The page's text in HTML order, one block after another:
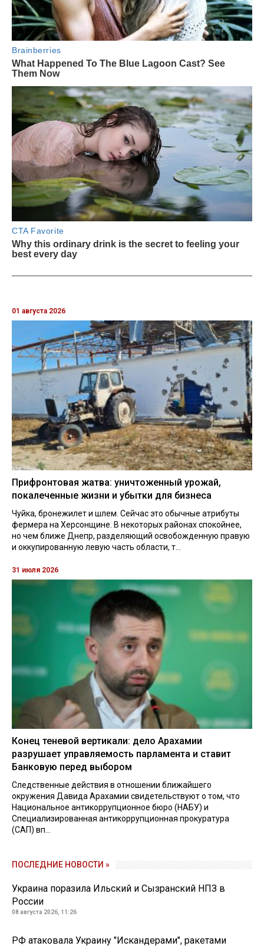
01 августа 2026
Прифронтовая жатва: уничтоженный урожай,
покалеченные жизни и убытки для бизнеса
Чуйка, бронежилет и шлем. Сейчас это обычные атрибуты
фермера на Херсонщине. В некоторых районах спокойнее,
но чем ближе Днепр, разделяющий освобожденную правую
и оккупированную левую часть области, т...
31 июля 2026
Конец теневой вертикали: дело Арахамии
разрушает управляемость парламента и ставит
Банковую перед выбором
Следственные действия в отношении ближайшего
окружения Давида Арахамии свидетельствуют о том, что
Национальное антикоррупционное бюро (НАБУ) и
Специализированная антикоррупционная прокуратура
(САП) вп...
ПОСЛЕДНИЕ НОВОСТИ »
Украина поразила Ильский и Сызранский НПЗ в
России
08 августа 2026, 11:26
РФ атаковала Украину "Искандерами", ракетами